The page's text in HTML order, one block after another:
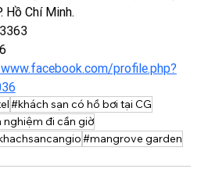
Hồ Chí Minh.
profile.php?
#khách sạn có hồ bơi tại CG
nghiệm đi cần giờ
#mangrove garden